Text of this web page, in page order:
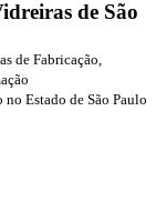
de São
de Fabricação,
Estado de São Paulo